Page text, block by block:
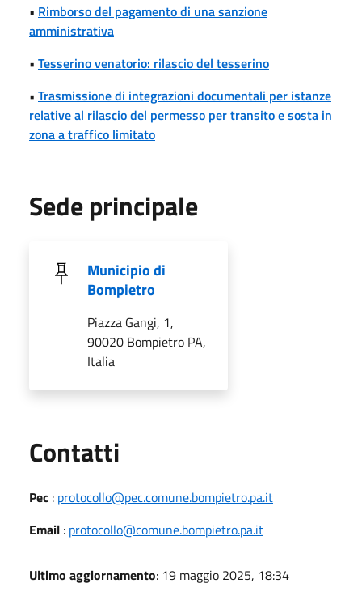
• Rimborso del pagamento di una sanzione
amministrativa
• Tesserino venatorio: rilascio del tesserino
• Trasmissione di integrazioni documentali per istanze
relative al rilascio del permesso per transito e sosta in
zona a traffico limitato
Sede principale
Municipio di
Bompietro
Piazza Gangi, 1,
90020 Bompietro PA,
Italia
Contatti
Pec : protocollo@pec.comune.bompietro.pa.it
Email : protocollo@comune.bompietro.pa.it
Ultimo aggiornamento: 19 maggio 2025, 18:34